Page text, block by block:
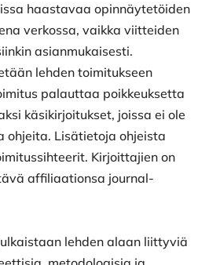
haastavaa opinnäytetöiden
verkossa, vaikka viitteiden
asianmukaisesti.
lehden toimitukseen
palauttaa poikkeuksetta
käsikirjoitukset, joissa ei ole
ohjeita. Lisätietoja ohjeista
Kirjoittajien on
affiliaationsa journal-
lehden alaan liittyviä